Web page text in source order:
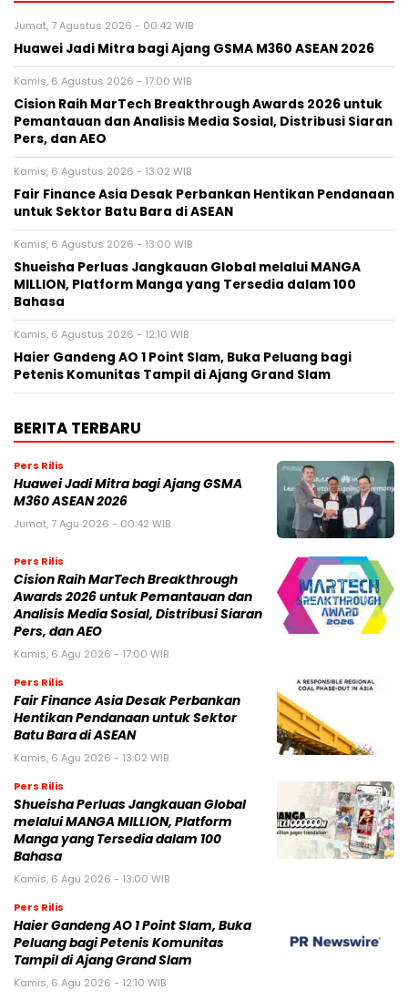
Jumat, 7 Agustus 2026 - 00:42 WIB
Huawei Jadi Mitra bagi Ajang GSMA M360 ASEAN 2026
Kamis, 6 Agustus 2026 - 17:00 WIB
Cision Raih MarTech Breakthrough Awards 2026 untuk
Pemantauan dan Analisis Media Sosial, Distribusi Siaran
Pers, dan AEO
Kamis, 6 Agustus 2026 - 13:02 WIB
Fair Finance Asia Desak Perbankan Hentikan Pendanaan
untuk Sektor Batu Bara di ASEAN
Kamis, 6 Agustus 2026 - 13:00 WIB
Shueisha Perluas Jangkauan Global melalui MANGA
MILLION, Platform Manga yang Tersedia dalam 100
Bahasa
Kamis, 6 Agustus 2026 - 12:10 WIB
Haier Gandeng AO 1 Point Slam, Buka Peluang bagi
Petenis Komunitas Tampil di Ajang Grand Slam
BERITA TERBARU
Pers Rilis
Huawei Jadi Mitra bagi Ajang GSMA
M360 ASEAN 2026
Jumat, 7 Agu 2026 - 00:42 WIB
Pers Rilis
Cision Raih MarTech Breakthrough
Awards 2026 untuk Pemantauan dan
Analisis Media Sosial, Distribusi Siaran
Pers, dan AEO
Kamis, 6 Agu 2026 - 17:00 WIB
Pers Rilis
Fair Finance Asia Desak Perbankan
Hentikan Pendanaan untuk Sektor
Batu Bara di ASEAN
Kamis, 6 Agu 2026 - 13:02 WIB
Pers Rilis
Shueisha Perluas Jangkauan Global
melalui MANGA MILLION, Platform
Manga yang Tersedia dalam 100
Bahasa
Kamis, 6 Agu 2026 - 13:00 WIB
Pers Rilis
Haier Gandeng AO 1 Point Slam, Buka
Peluang bagi Petenis Komunitas
Tampil di Ajang Grand Slam
Kamis, 6 Agu 2026 - 12:10 WIB